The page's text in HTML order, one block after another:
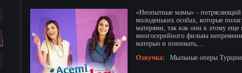
«Неопытные мамы» - потрясающий
молоденьких особах, которые
матерями, так как они к этому еще
многосерийного фильма
матерью и понимать,...
Озвучка:
Мыльные оперы Турции